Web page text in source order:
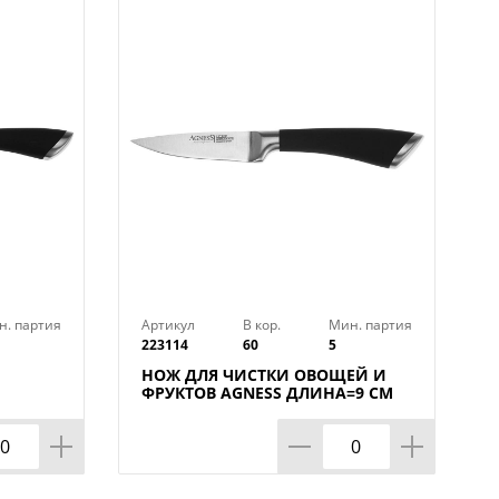
моются и не впитывают
стали с антибактериальным
коррозии, хорошо держат
покрытием
партия
Артикул
223114
В кор.
60
Мин. партия
5
НОЖ ДЛЯ ЧИСТКИ ОВОЩЕЙ И
ФРУКТОВ AGNESS ДЛИНА=9 СМ